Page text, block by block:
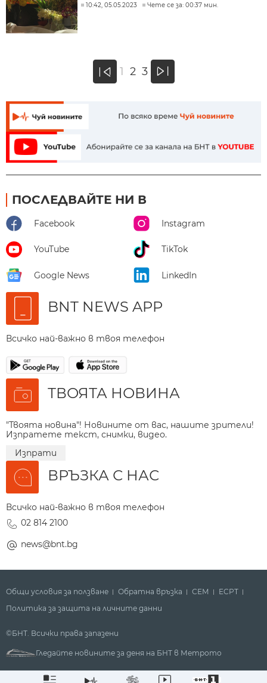
10:42, 05.05.2023 Чете се за: 00:37 мин.
« 1 2 3 »
ПОСЛЕДВАЙТЕ НИ В
Facebook Instagram
YouTube TikTok
Google News LinkedIn
BNT NEWS APP
Всичко най-важно в твоя телефон
ТВОЯТА НОВИНА
"Твоята новина"! Новините от вас, нашите зрители!
Изпратете текст, снимки, видео.
Изпрати
ВРЪЗКА С НАС
Всичко най-важно в твоя телефон
02 814 2100
news@bnt.bg
Общи условия за ползване Обратна връзка СЕМ
ECPT
Политика за защита на личните данни
©БНТ. Всички права запазени
Гледайте новините за деня на БНТ в Метрото